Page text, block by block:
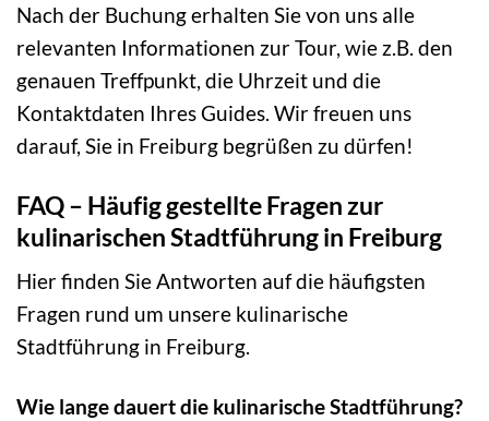
Nach der Buchung erhalten Sie von uns alle
relevanten Informationen zur Tour, wie z.B. den
genauen Treffpunkt, die Uhrzeit und die
Kontaktdaten Ihres Guides. Wir freuen uns
darauf, Sie in Freiburg begrüßen zu dürfen!
FAQ – Häufig gestellte Fragen zur
kulinarischen Stadtführung in Freiburg
Hier finden Sie Antworten auf die häufigsten
Fragen rund um unsere kulinarische
Stadtführung in Freiburg.
Wie lange dauert die kulinarische Stadtführung?